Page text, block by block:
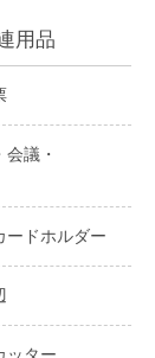
用品
議・
ードホルダー